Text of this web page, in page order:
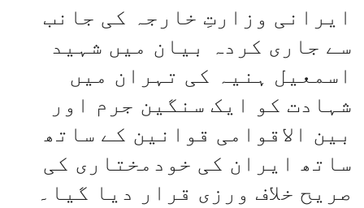
ایرانی وزارتِ خارجہ کی جانب
سے جاری کردہ بیان میں شہید
اسمعیل ہنیہ کی تہران میں
شہادت کو ایک سنگین جرم اور
بین الاقوامی قوانین کے ساتھ
ساتھ ایران کی خودمختاری کی
صریح خلاف ورزی قرار دیا گیا۔